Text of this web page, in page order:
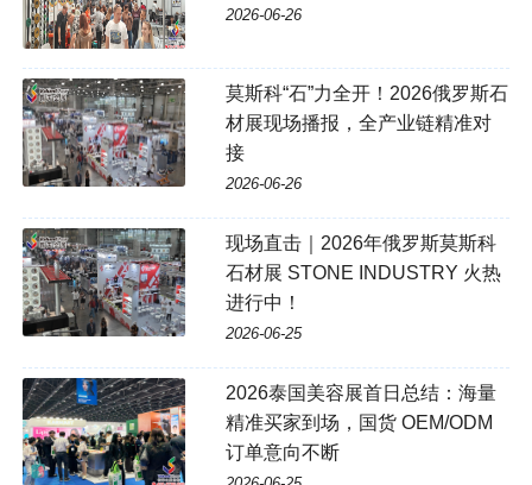
2026-06-26
莫斯科“石”力全开！2026俄罗斯石
材展现场播报，全产业链精准对
接
2026-06-26
现场直击｜2026年俄罗斯莫斯科
石材展 STONE INDUSTRY 火热
进行中！
2026-06-25
2026泰国美容展首日总结：海量
精准买家到场，国货 OEM/ODM
订单意向不断